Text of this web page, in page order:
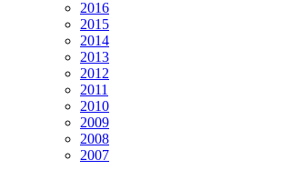
2016
2015
2014
2013
2012
2011
2010
2009
2008
2007